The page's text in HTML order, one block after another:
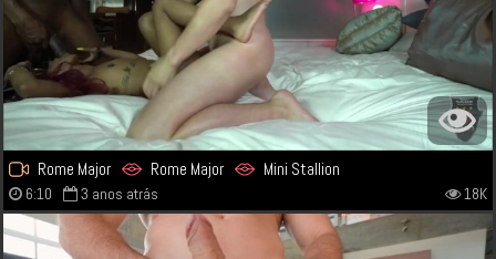
Rome Major Rome Major Mini Stallion
6:10 3 anos atrás 18K